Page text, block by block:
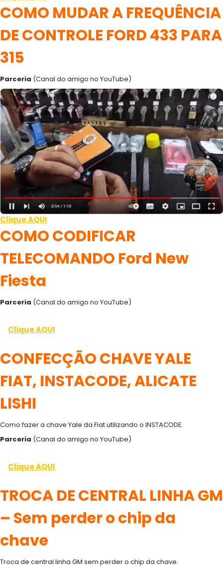
COMO MUDAR A FREQUÊNCIA
DE CONTROLE FORD 433 PARA
315
Parceria (Canal do amigo no YouTube)
Clique AQUI
COMO CODIFICAR
TELECOMANDO Ford New
Fiesta
Parceria (Canal do amigo no YouTube)
Clique AQUI
CONFECÇÃO CHAVE YALE
FIAT, INSTACODE, ALICATE
LISHI
Como fazer a chave Yale da Fiat utilizando o INSTACODE.
Parceria (Canal do amigo no YouTube)
Clique AQUI
TROCA DE CENTRAL LINHA GM
– Sem perder o chip da
chave
Troca de central linha GM sem perder o chip da chave.